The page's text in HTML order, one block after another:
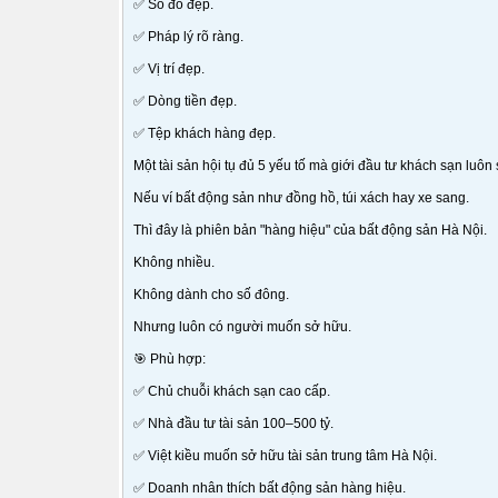
✅ Sổ đỏ đẹp.
✅ Pháp lý rõ ràng.
✅ Vị trí đẹp.
✅ Dòng tiền đẹp.
✅ Tệp khách hàng đẹp.
Một tài sản hội tụ đủ 5 yếu tố mà giới đầu tư khách sạn luôn
Nếu ví bất động sản như đồng hồ, túi xách hay xe sang.
Thì đây là phiên bản "hàng hiệu" của bất động sản Hà Nội.
Không nhiều.
Không dành cho số đông.
Nhưng luôn có người muốn sở hữu.
🎯 Phù hợp:
✅ Chủ chuỗi khách sạn cao cấp.
✅ Nhà đầu tư tài sản 100–500 tỷ.
✅ Việt kiều muốn sở hữu tài sản trung tâm Hà Nội.
✅ Doanh nhân thích bất động sản hàng hiệu.